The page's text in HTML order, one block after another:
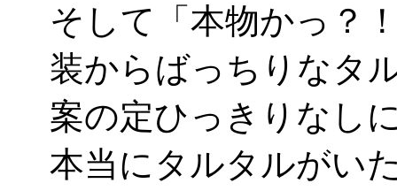
そして「本物かっ？
装からばっちりなタ
案の定ひっきりなし
本当にタルタルがい